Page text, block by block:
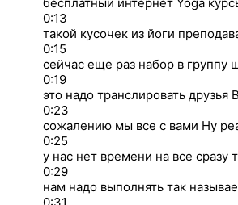
0:13
такой кусочек из йоги
0:15
сейчас еще раз набор в группу
0:19
это надо транслировать друзья
0:23
сожалению мы все с вами Ну
0:25
у нас нет времени на все сразу
0:29
нам надо выполнять так